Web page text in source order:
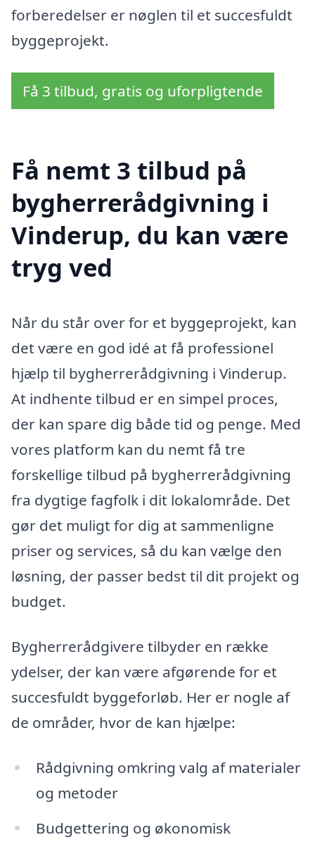
forberedelser er nøglen til et succesfuldt
byggeprojekt.
Få 3 tilbud, gratis og uforpligtende
Få nemt 3 tilbud på
bygherrerådgivning i
Vinderup, du kan være
tryg ved
Når du står over for et byggeprojekt, kan
det være en god idé at få professionel
hjælp til bygherrerådgivning i Vinderup.
At indhente tilbud er en simpel proces,
der kan spare dig både tid og penge. Med
vores platform kan du nemt få tre
forskellige tilbud på bygherrerådgivning
fra dygtige fagfolk i dit lokalområde. Det
gør det muligt for dig at sammenligne
priser og services, så du kan vælge den
løsning, der passer bedst til dit projekt og
budget.
Bygherrerådgivere tilbyder en række
ydelser, der kan være afgørende for et
succesfuldt byggeforløb. Her er nogle af
de områder, hvor de kan hjælpe:
Rådgivning omkring valg af materialer
og metoder
Budgettering og økonomisk